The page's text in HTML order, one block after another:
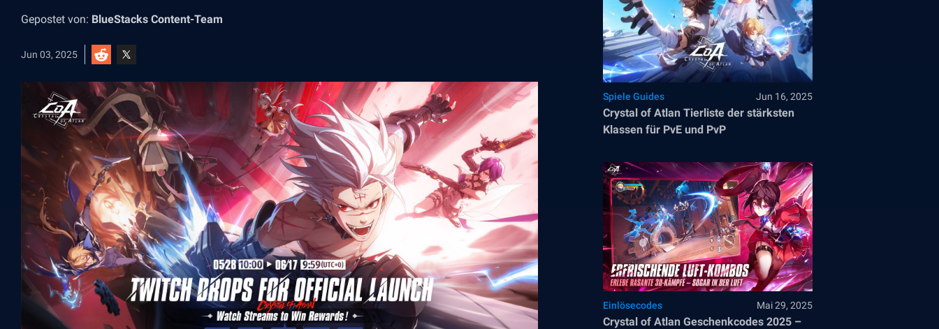
Gepostet von: BlueStacks Content-Team
Jun 03, 2025
Spiele Guides Jun 16, 2025
Crystal of Atlan Tierliste der stärksten
Klassen für PvE und PvP
Einlösecodes Mai 29, 2025
Crystal of Atlan Geschenkcodes 2025 –